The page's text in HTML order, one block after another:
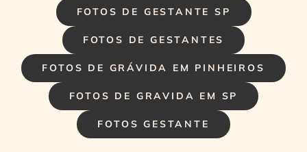
FOTOS DE GESTANTE SP
FOTOS DE GESTANTES
FOTOS DE GRÁVIDA EM PINHEIROS
FOTOS DE GRAVIDA EM SP
FOTOS GESTANTE